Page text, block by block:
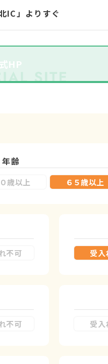
IC」よりすぐ
HP
年齢
歳以上 ６５歳以上
不可 受入
不可 受入